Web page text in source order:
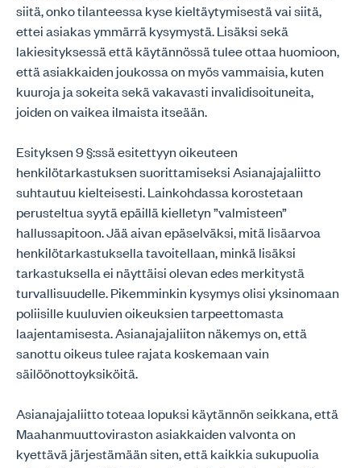
siitä, onko tilanteessa kyse kieltäytymisestä vai siitä,
ettei asiakas ymmärrä kysymystä. Lisäksi sekä
lakiesityksessä että käytännössä tulee ottaa huomioon,
että asiakkaiden joukossa on myös vammaisia, kuten
kuuroja ja sokeita sekä vakavasti invalidisoituneita,
joiden on vaikea ilmaista itseään.
Esityksen 9 §:ssä esitettyyn oikeuteen
henkilötarkastuksen suorittamiseksi Asianajajaliitto
suhtautuu kielteisesti. Lainkohdassa korostetaan
perusteltua syytä epäillä kielletyn ”valmisteen”
hallussapitoon. Jää aivan epäselväksi, mitä lisäarvoa
henkilötarkastuksella tavoitellaan, minkä lisäksi
tarkastuksella ei näyttäisi olevan edes merkitystä
turvallisuudelle. Pikemminkin kysymys olisi yksinomaan
poliisille kuuluvien oikeuksien tarpeettomasta
laajentamisesta. Asianajajaliiton näkemys on, että
sanottu oikeus tulee rajata koskemaan vain
säilöönottoyksiköitä.
Asianajajaliitto toteaa lopuksi käytännön seikkana, että
Maahanmuuttoviraston asiakkaiden valvonta on
kyettävä järjestämään siten, että kaikkia sukupuolia